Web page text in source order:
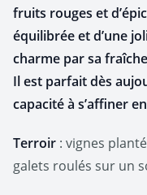
fruits rouges et
équilibrée et d’une
charme par sa
Il est parfait dès
capacité à s’affiner
Terroir : vignes
galets roulés sur un